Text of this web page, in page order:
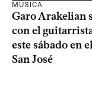
MÚSICA
Garo Arakelian
con el
este sábado en
San José